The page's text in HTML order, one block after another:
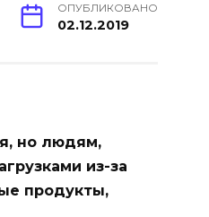
ОПУБЛИКОВАНО
02.12.2019
но людям,
из-за
продукты,